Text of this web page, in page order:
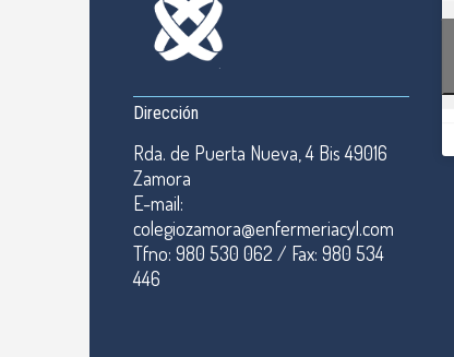
Dirección
Rda. de Puerta Nueva, 4 Bis 49016
Zamora
E-mail:
colegiozamora@enfermeriacyl.com
Tfno: 980 530 062 / Fax: 980 534
446